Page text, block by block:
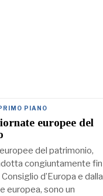
PIANO
europee del
del patrimonio,
congiuntamente fin
d’Europa e dalla
europea, sono un